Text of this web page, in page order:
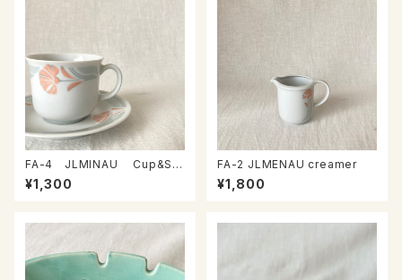
FA-4 JLMINAU Cup&Sa
ucer
¥1,300
FA-2 JLMENAU creamer
¥1,800